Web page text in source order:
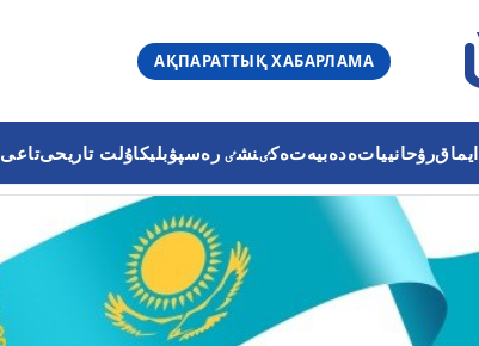
АҚПАРАТТЫҚ ХАБАРЛАМА
ايماقرۋحانيياتەدەبيەتەكٸنشٸ رەسپۋبليكاۇلت تاريحىتاعى